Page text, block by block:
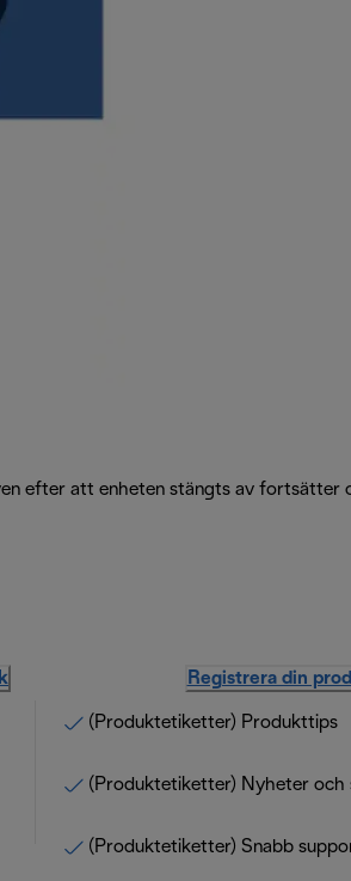
efter att enheten stängts av fortsätter
Registrera din
(Produktetiketter) Produkttips
(Produktetiketter) Nyheter och
(Produktetiketter) Snabb